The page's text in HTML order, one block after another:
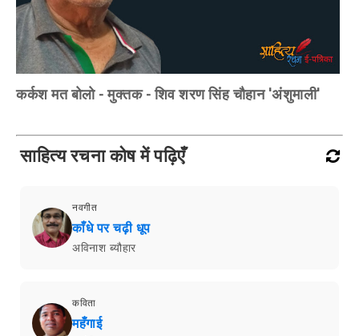
कर्कश मत बोलो - मुक्तक - शिव शरण सिंह चौहान 'अंशुमाली'
साहित्य रचना कोष में पढ़िएँ
नवगीत
काँधे पर चढ़ी धूप
अविनाश ब्यौहार
कविता
महँगाई